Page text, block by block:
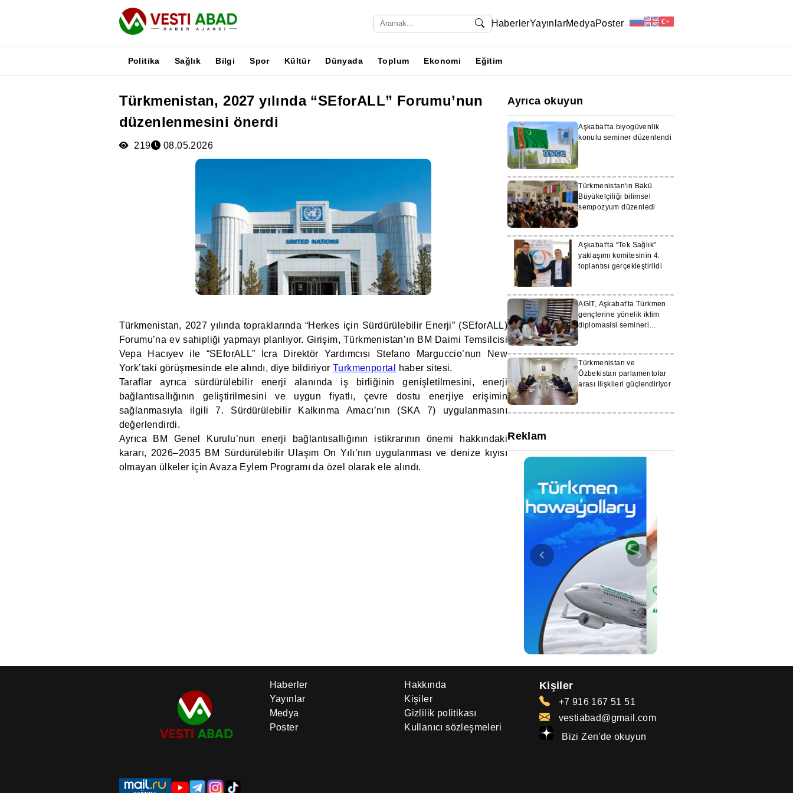
HaberlerYayınlarMedyaPoster
Politika Sağlık Bilgi Spor Kültür Dünyada Toplum Ekonomi Eğitim
Türkmenistan, 2027 yılında “SEforALL” Forumu’nun
düzenlenmesini önerdi
219 08.05.2026
Türkmenistan, 2027 yılında topraklarında “Herkes için Sürdürülebilir Enerji” (SEforALL)
Forumu’na ev sahipliği yapmayı planlıyor. Girişim, Türkmenistan’ın BM Daimi Temsilcisi
Vepa Hacıyev ile “SEforALL” İcra Direktör Yardımcısı Stefano Marguccio’nun New
York’taki görüşmesinde ele alındı, diye bildiriyor Turkmenportal
haber sitesi.
Taraflar ayrıca sürdürülebilir enerji alanında iş birliğinin genişletilmesini, enerji
bağlantısallığının geliştirilmesini ve uygun fiyatlı, çevre dostu enerjiye erişimin
sağlanmasıyla ilgili 7. Sürdürülebilir Kalkınma Amacı’nın (SKA 7) uygulanmasını
değerlendirdi.
Ayrıca BM Genel Kurulu’nun enerji bağlantısallığının istikrarının önemi hakkındaki
kararı, 2026–2035 BM Sürdürülebilir Ulaşım On Yılı’nın uygulanması ve denize kıyısı
olmayan ülkeler için Avaza Eylem Programı da özel olarak ele alındı.
Ayrıca okuyun
Aşkabat'ta biyogüvenlik
konulu seminer düzenlendi
Türkmenistan'ın Bakü
Büyükelçiliği bilimsel
sempozyum düzenledi
Aşkabat'ta “Tek Sağlık”
yaklaşımı komitesinin 4.
toplantısı gerçekleştirildi
AGİT, Aşkabat'ta Türkmen
gençlerine yönelik iklim
diplomasisi semineri
Türkmenistan ve
Özbekistan parlamentolar
arası ilişkileri güçlendiriyor
Reklam
Haberler
Yayınlar
Medya
Poster
Hakkında
Kişiler
Gizlilik politikası
Kullanıcı sözleşmeleri
Kişiler
+7 916 167 51 51
vestiabad@gmail.com
Bizi Zen'de okuyun